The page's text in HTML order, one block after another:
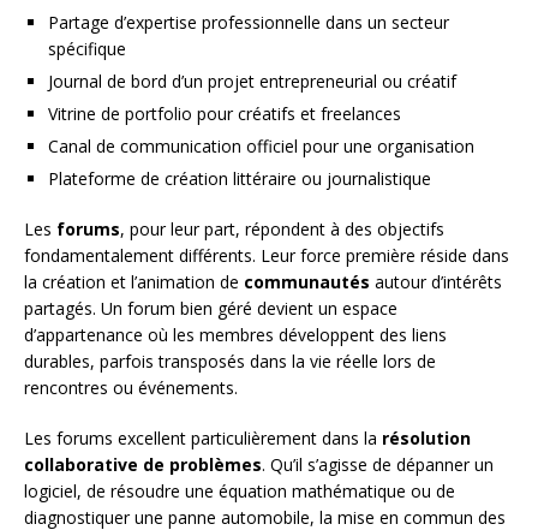
Partage d’expertise professionnelle dans un secteur
spécifique
Journal de bord d’un projet entrepreneurial ou créatif
Vitrine de portfolio pour créatifs et freelances
Canal de communication officiel pour une organisation
Plateforme de création littéraire ou journalistique
Les forums, pour leur part, répondent à des objectifs
fondamentalement différents. Leur force première réside dans
la création et l’animation de communautés autour d’intérêts
partagés. Un forum bien géré devient un espace
d’appartenance où les membres développent des liens
durables, parfois transposés dans la vie réelle lors de
rencontres ou événements.
Les forums excellent particulièrement dans la résolution
collaborative de problèmes. Qu’il s’agisse de dépanner un
logiciel, de résoudre une équation mathématique ou de
diagnostiquer une panne automobile, la mise en commun des